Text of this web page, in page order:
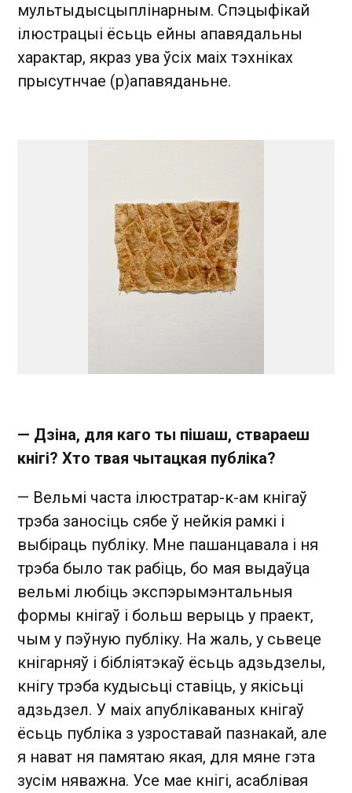
мультыдысцыплінарным. Спэцыфікай
ілюстрацыі ёсьць ейны апавядальны
характар, якраз ува ўсіх маіх тэхніках
прысутнчае (р)апавяданьне.
— Дзіна, для каго ты пішаш, ствараеш
кнігі? Хто твая чытацкая публіка?
— Вельмі часта ілюстратар-к-ам кнігаў
трэба заносіць сябе ў нейкія рамкі і
выбіраць публіку. Мне пашанцавала і ня
трэба было так рабіць, бо мая выдаўца
вельмі любіць экспэрымэнтальныя
формы кнігаў і больш верыць у праект,
чым у пэўную публіку. На жаль, у сьвеце
кнігарняў і бібліятэкаў ёсьць адзьдзелы,
кнігу трэба кудысьці ставіць, у якісьці
адзьдзел. У маіх апублікаваных кнігаў
ёсьць публіка з узроставай пазнакай, але
я нават ня памятаю якая, для мяне гэта
зусім няважна. Усе мае кнігі, асаблівая